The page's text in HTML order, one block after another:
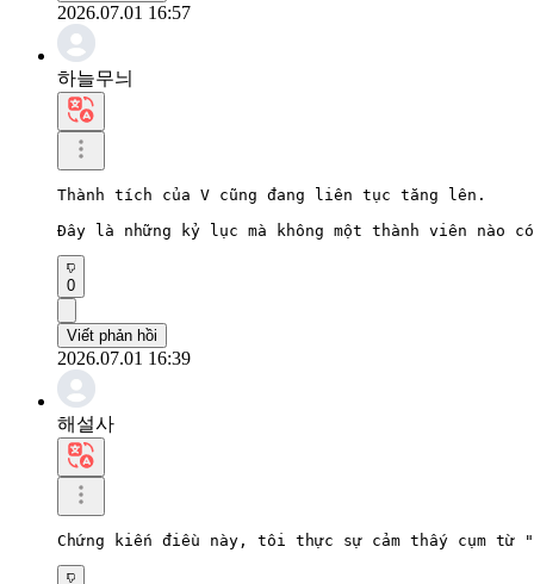
2026.07.01 16:57
하늘무늬
Thành tích của V cũng đang liên tục tăng lên.
Đây là những kỷ lục mà không một thành viên nào
0
Viết phản hồi
2026.07.01 16:39
해설사
Chứng kiến ​​điều này, tôi thực sự cảm thấy cụm từ